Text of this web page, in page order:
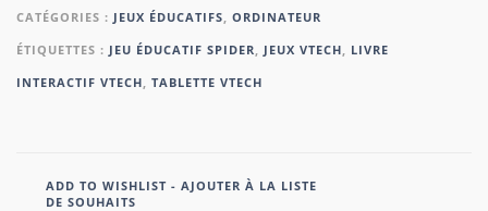
CATÉGORIES : JEUX ÉDUCATIFS ORDINATEUR
ÉTIQUETTES : JEU ÉDUCATIF SPIDER JEUX VTECH
LIVRE
INTERACTIF VTECH TABLETTE VTECH
ADD TO WISHLIST - AJOUTER À LA LISTE
DE SOUHAITS